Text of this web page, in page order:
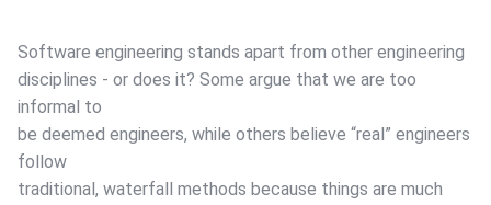
Software engineering stands apart from other engineering
disciplines - or does it? Some argue that we are too
informal to
be deemed engineers, while others believe “real” engineers
follow
traditional, waterfall methods because things are much